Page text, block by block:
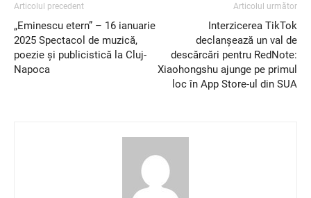
Articolul precedent
„Eminescu etern” – 16 ianuarie
2025 Spectacol de muzică,
poezie și publicistică la Cluj-
Napoca
Articolul următor
Interzicerea TikTok
declanșează un val de
descărcări pentru RedNote:
Xiaohongshu ajunge pe primul
loc în App Store-ul din SUA